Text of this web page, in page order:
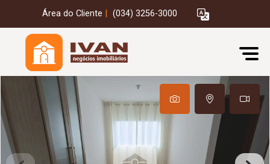
Área do Cliente (034) 3256-3000